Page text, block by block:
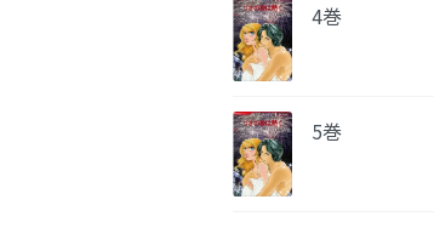
4巻
5巻